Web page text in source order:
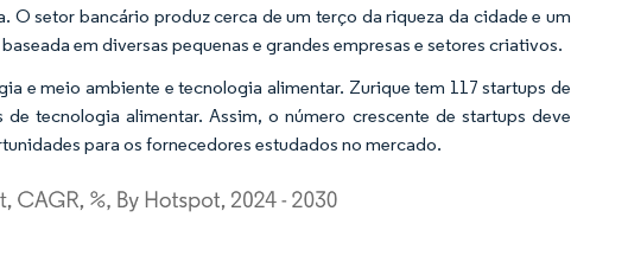
setor bancário produz cerca de um terço da riqueza da cidade e um
em diversas pequenas e grandes empresas e setores criativos.
e meio ambiente e tecnologia alimentar. Zurique tem 117 startups de
tecnologia alimentar. Assim, o número crescente de startups deve
para os fornecedores estudados no mercado.